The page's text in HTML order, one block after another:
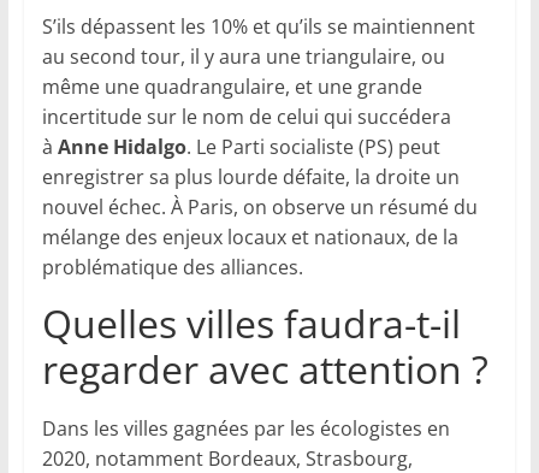
S’ils dépassent les 10% et qu’ils se maintiennent
au second tour, il y aura une triangulaire, ou
même une quadrangulaire, et une grande
incertitude sur le nom de celui qui succédera
à Anne Hidalgo. Le Parti socialiste (PS) peut
enregistrer sa plus lourde défaite, la droite un
nouvel échec. À Paris, on observe un résumé du
mélange des enjeux locaux et nationaux, de la
problématique des alliances.
Quelles villes faudra-t-il
regarder avec attention ?
Dans les villes gagnées par les écologistes en
2020, notamment Bordeaux, Strasbourg,